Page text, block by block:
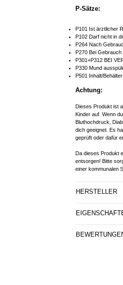
P-Sätze:
P101 Ist ärztlicher
P102 Darf nicht in
P264 Nach
P270 Bei
P301+P312 BEI
P330 Mund
P501 Inhalt/
Achtung:
Dieses Produkt ist
Kinder auf. Wenn
Bluthochdruck,
dich geeignet. Es
geprüft oder dafür
Da dieses Produkt
entsorgen! Bitte
einer kommunalen
HERSTELLER